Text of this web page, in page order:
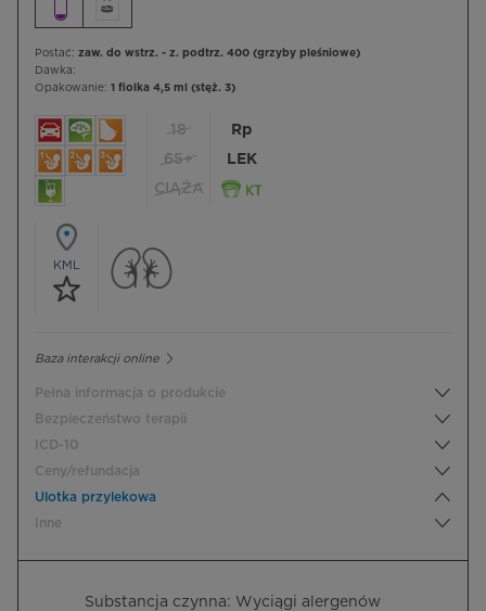
Postać: zaw. do wstrz. - z. podtrz. 400 (grzyby pleśniowe)
Dawka:
Opakowanie: 1 fiolka 4,5 ml (stęż. 3)
18
65+
CIĄŻA
Rp
LEK
KML
Baza interakcji online
Pełna informacja o produkcie
Bezpieczeństwo terapii
ICD-10
Ceny/refundacja
Ulotka przylekowa
Inne
Substancja czynna: Wyciągi alergenów